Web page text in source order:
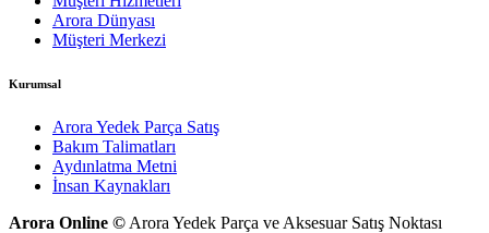
Arora Dünyası
Müşteri Merkezi
Kurumsal
Arora Yedek Parça Satış
Bakım Talimatları
Aydınlatma Metni
İnsan Kaynakları
Arora Online © Arora Yedek Parça ve Aksesuar Satış Noktası